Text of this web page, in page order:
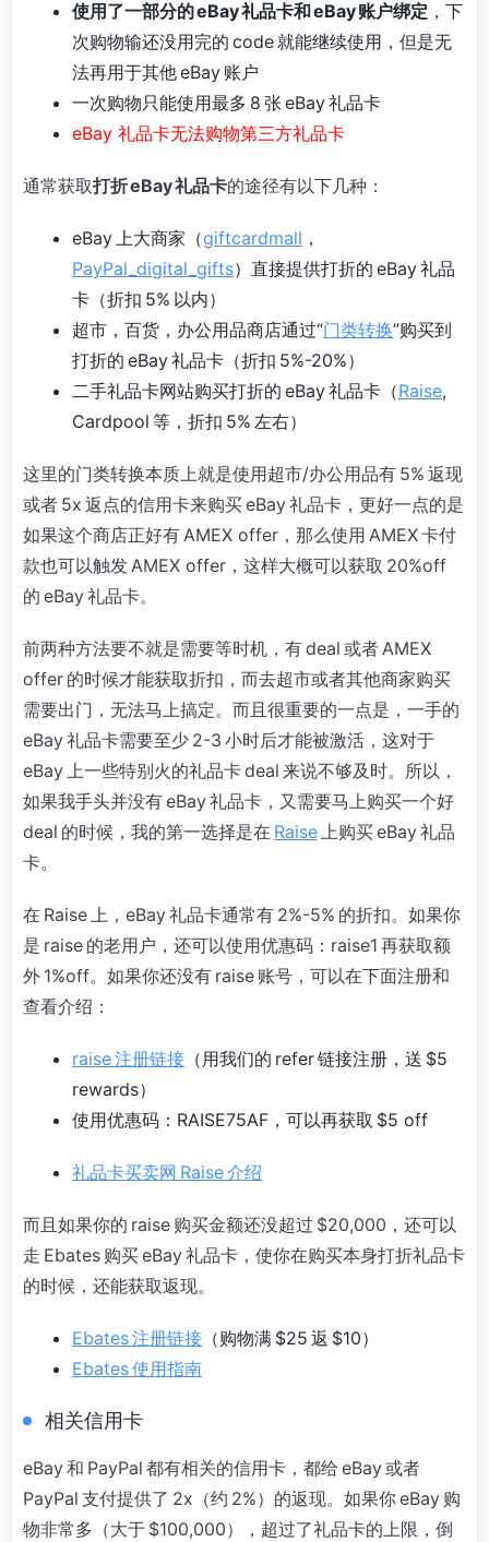
使用了一部分的 eBay 礼品卡和 eBay 账户绑定 ，下
次购物输还没用完的 code 就能继续使用，但是无
法再用于其他 eBay 账户
一次购物只能使用最多 8 张 eBay 礼品卡
eBay 礼品卡无法购物第三方礼品卡
通常获取打折 eBay 礼品卡的途径有以下几种：
eBay 上大商家（giftcardmall ，
PayPal_digital_gifts）直接提供打折的 eBay 礼品
卡（折扣 5% 以内）
超市，百货，办公用品商店通过“门类转换”购买到
打折的 eBay 礼品卡（折扣 5%-20%）
二手礼品卡网站购买打折的 eBay 礼品卡（Raise,
Cardpool 等，折扣 5% 左右）
这里的门类转换本质上就是使用超市/办公用品有 5% 返现
或者 5x 返点的信用卡来购买 eBay 礼品卡，更好一点的是
如果这个商店正好有 AMEX offer，那么使用 AMEX 卡付
款也可以触发 AMEX offer，这样大概可以获取 20%off
的 eBay 礼品卡。
前两种方法要不就是需要等时机，有 deal 或者 AMEX
offer 的时候才能获取折扣，而去超市或者其他商家购买
需要出门，无法马上搞定。而且很重要的一点是，一手的
eBay 礼品卡需要至少 2-3 小时后才能被激活，这对于
eBay 上一些特别火的礼品卡 deal 来说不够及时。所以，
如果我手头并没有 eBay 礼品卡，又需要马上购买一个好
deal 的时候，我的第一选择是在 Raise上购买 eBay 礼品
卡。
在 Raise 上，eBay 礼品卡通常有 2%-5% 的折扣。如果你
是 raise 的老用户，还可以使用优惠码：raise1 再获取额
外 1%off。如果你还没有 raise 账号，可以在下面注册和
查看介绍：
raise 注册链接 （用我们的 refer 链接注册，送 $5
rewards）
使用优惠码：RAISE75AF，可以再获取 $5 off
礼品卡买卖网 Raise 介绍
而且如果你的 raise 购买金额还没超过 $20,000，还可以
走 Ebates 购买 eBay 礼品卡，使你在购买本身打折礼品卡
的时候，还能获取返现。
Ebates 注册链接 （购物满 $25 返 $10）
Ebates 使用指南
相关信用卡
eBay 和 PayPal 都有相关的信用卡，都给 eBay 或者
PayPal 支付提供了 2x（约 2%）的返现。如果你 eBay 购
物非常多（大于 $100,000），超过了礼品卡的上限，倒